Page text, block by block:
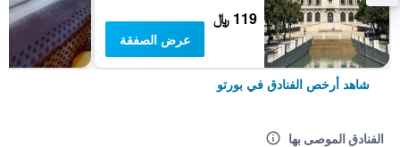
119 ﷼
عرض الصفقة
شاهد أرخص الفنادق في بورتو
الفنادق الموصى بها